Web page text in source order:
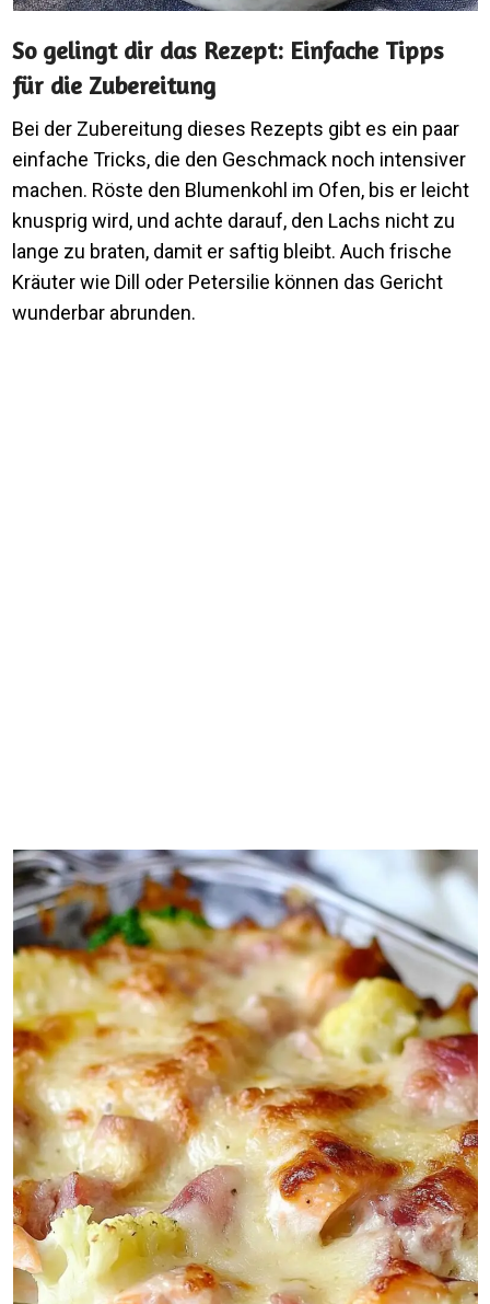
So gelingt dir das Rezept: Einfache Tipps
für die Zubereitung
Bei der Zubereitung dieses Rezepts gibt es ein paar
einfache Tricks, die den Geschmack noch intensiver
machen. Röste den Blumenkohl im Ofen, bis er leicht
knusprig wird, und achte darauf, den Lachs nicht zu
lange zu braten, damit er saftig bleibt. Auch frische
Kräuter wie Dill oder Petersilie können das Gericht
wunderbar abrunden.